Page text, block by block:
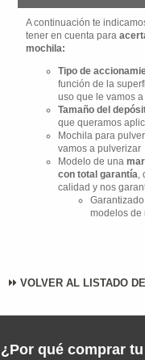
A continuación te
tener en cuenta para
mochila:
Tipo de
función de la
uso que le vamos
Tamaño del
que queramos
Mochila para
vamos a pulverizar
Modelo de una
con total garantía,
calidad y nos
modelos de
VOLVER AL LISTADO
¿Por qué comprar